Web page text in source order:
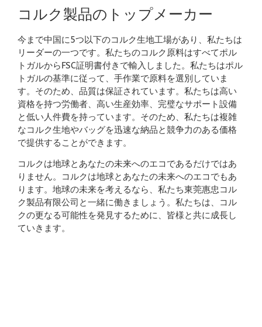
コルク製品のトップメーカー
今まで中国に5つ以下のコルク生地工場があり、私たちは
リーダーの一つです。私たちのコルク原料はすべてポル
トガルからFSC証明書付きで輸入しました。私たちはポル
トガルの基準に従って、手作業で原料を選別していま
す。そのため、品質は保証されています。私たちは高い
資格を持つ労働者、高い生産効率、完璧なサポート設備
と低い人件費を持っています。そのため、私たちは複雑
なコルク生地やバッグを迅速な納品と競争力のある価格
で提供することができます。
コルクは地球とあなたの未来へのエコであるだけではあ
りません。コルクは地球とあなたの未来へのエコでもあ
ります。地球の未来を考えるなら、私たち東莞惠忠コル
ク製品有限公司と一緒に働きましょう。私たちは、コル
クの更なる可能性を発見するために、皆様と共に成長し
ていきます。